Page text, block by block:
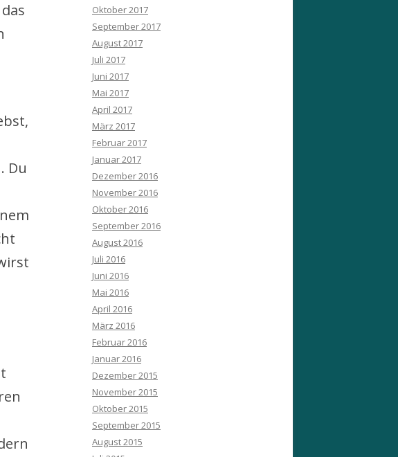
Du
Oktober 2017
September 2017
August 2017
Juli 2017
Juni 2017
Mai 2017
April 2017
März 2017
Februar 2017
Januar 2017
Dezember 2016
November 2016
Oktober 2016
September 2016
August 2016
Juli 2016
Juni 2016
Mai 2016
April 2016
März 2016
Februar 2016
Januar 2016
Dezember 2015
November 2015
Oktober 2015
September 2015
August 2015